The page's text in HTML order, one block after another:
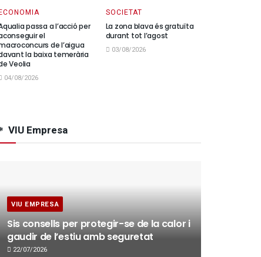
passa a l’acció per
el
de l’aigua
la baixa temerària
Veolia
04/08/2026
SOCIETAT
La zona blava és gratuïta
durant tot l’agost
03/08/2026
VIU Empresa
VIU EMPRESA
Sis consells per protegir-se de la calor i
gaudir de l’estiu amb seguretat
22/07/2026